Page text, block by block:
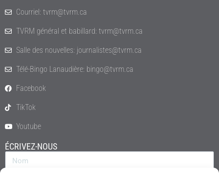
Courriel: tvrm@tvrm.ca
TVRM général et babillard: tvrm@tvrm.ca
Salle des nouvelles: journalistes@tvrm.ca
Télé-Bingo Lanaudière: bingo@tvrm.ca
Facebook
TikTok
Youtube
ÉCRIVEZ-NOUS